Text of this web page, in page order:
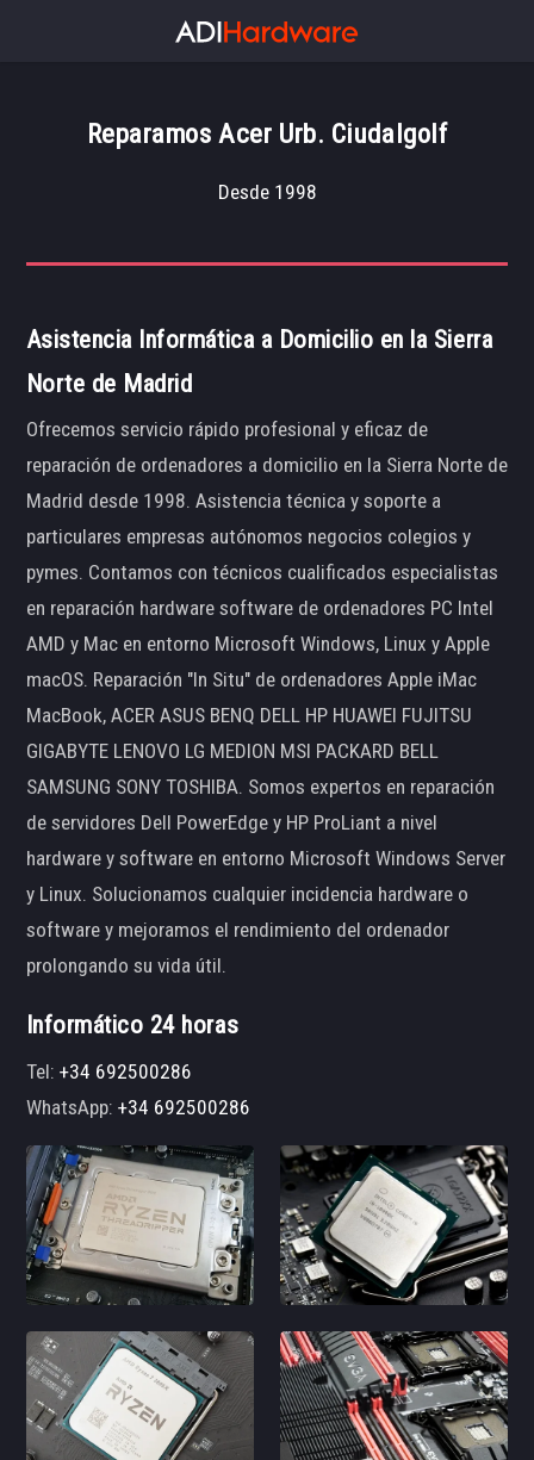
Reparamos Acer Urb. Ciudalgolf
Desde 1998
Asistencia Informática a Domicilio en la Sierra
Norte de Madrid
Ofrecemos servicio rápido profesional y eficaz de
reparación de ordenadores a domicilio en la Sierra Norte de
Madrid desde 1998. Asistencia técnica y soporte a
particulares empresas autónomos negocios colegios y
pymes. Contamos con técnicos cualificados especialistas
en reparación hardware software de ordenadores PC Intel
AMD y Mac en entorno Microsoft Windows, Linux y Apple
macOS. Reparación "In Situ" de ordenadores Apple iMac
MacBook, ACER ASUS BENQ DELL HP HUAWEI FUJITSU
GIGABYTE LENOVO LG MEDION MSI PACKARD BELL
SAMSUNG SONY TOSHIBA. Somos expertos en reparación
de servidores Dell PowerEdge y HP ProLiant a nivel
hardware y software en entorno Microsoft Windows Server
y Linux. Solucionamos cualquier incidencia hardware o
software y mejoramos el rendimiento del ordenador
prolongando su vida útil.
Informático 24 horas
Tel:+34 692500286
WhatsApp:+34 692500286